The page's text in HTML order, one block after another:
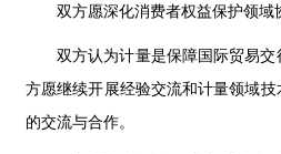
双方愿深化消费者权益保护领
双方认为计量是保障国际贸易
方愿继续开展经验交流和计量领域
的交流与合作。